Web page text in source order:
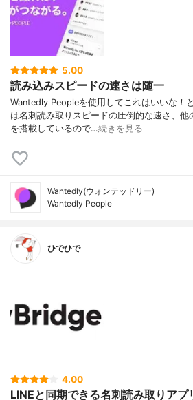
5.00
読み込みスピードの速さは随一
Wantedly Peopleを使用してこれはいいな！
は名刺読み取りスピードの圧倒的な速さ、
を搭載しているので…続きを見る
Wantedly(ウォンテッドリー)
Wantedly People
ひでひで
4.00
LINEと同期できる名刺読み取りアプ